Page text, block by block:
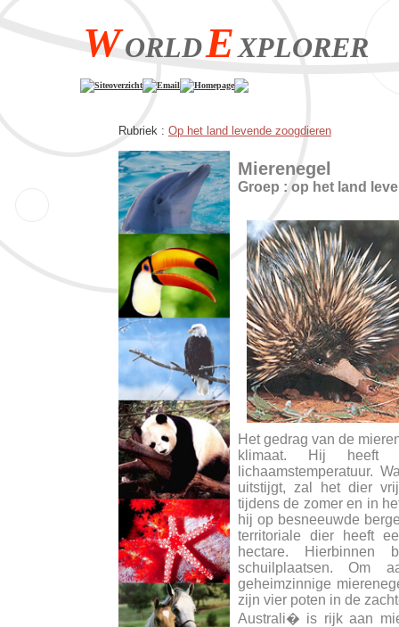
WORLDEXPLORER
Siteoverzicht Email Homepage
Rubriek : Op het land levende zoogdieren
Mierenegel
Groep : op het land
Het gedrag van de
klimaat. Hij heeft
lichaamstemperatuur.
uitstijgt, zal het dier
tijdens de zomer en in
hij op besneeuwde
territoriale dier heeft
hectare. Hierbinnen
schuilplaatsen. Om
geheimzinnige
zijn vier poten in de
Australi� is rijk aan